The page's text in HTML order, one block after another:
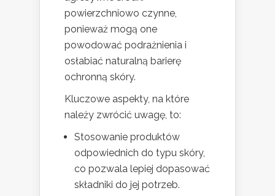
powierzchniowo czynne,
ponieważ mogą one
powodować podrażnienia i
osłabiać naturalną barierę
ochronną skóry.
Kluczowe aspekty, na które
należy zwrócić uwagę, to:
Stosowanie produktów
odpowiednich do typu skóry,
co pozwala lepiej dopasować
składniki do jej potrzeb.